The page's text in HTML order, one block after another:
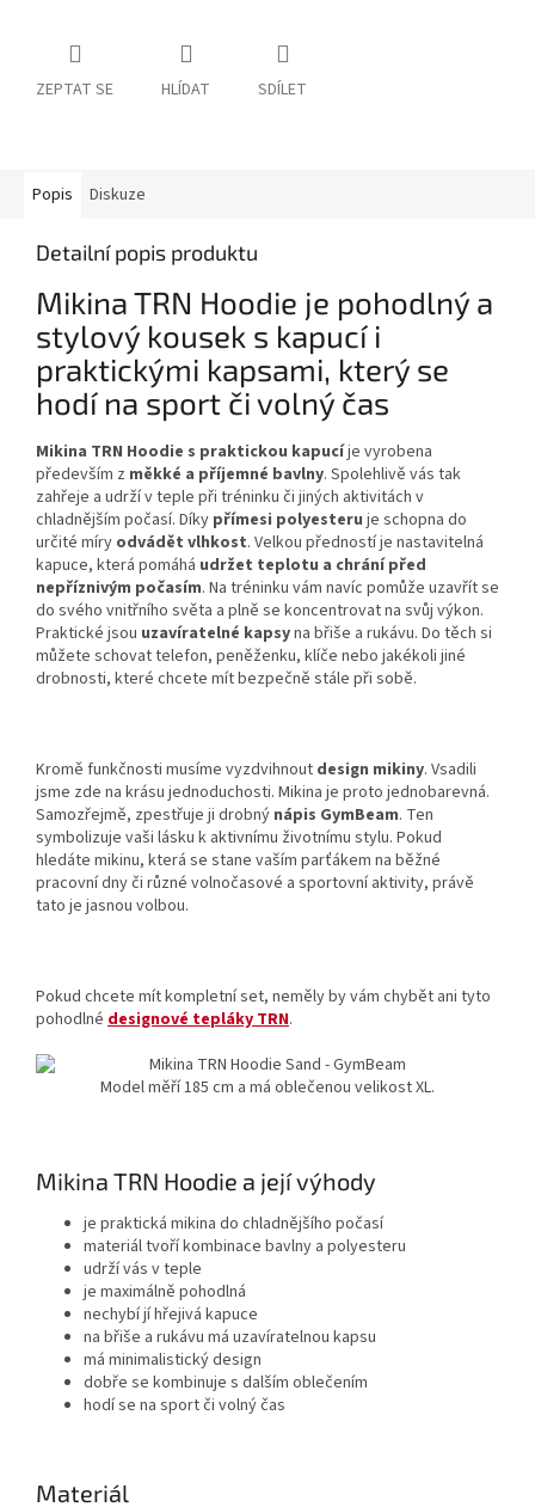
ZEPTAT SE HLÍDAT SDÍLET
Popis Diskuze
Detailní popis produktu
Mikina TRN Hoodie je pohodlný a
stylový kousek s kapucí i
praktickými kapsami, který se
hodí na sport či volný čas
Mikina TRN Hoodie s praktickou kapucíje vyrobena
především z měkké a příjemné bavlny. Spolehlivě vás tak
zahřeje a udrží v teple při tréninku či jiných aktivitách v
chladnějším počasí. Díky přímesi polyesteru je schopna do
určité míry odvádět vlhkost. Velkou předností je nastavitelná
kapuce, která pomáhá udržet teplotu a chrání před
nepříznivým počasím. Na tréninku vám navíc pomůže uzavřít se
do svého vnitřního světa a plně se koncentrovat na svůj výkon.
Praktické jsou uzavíratelné kapsyna břiše a rukávu. Do těch si
můžete schovat telefon, peněženku, klíče nebo jakékoli jiné
drobnosti, které chcete mít bezpečně stále při sobě.
Kromě funkčnosti musíme vyzdvihnout design mikiny. Vsadili
jsme zde na krásu jednoduchosti. Mikina je proto jednobarevná.
Samozřejmě, zpestřuje ji drobný nápis GymBeam. Ten
symbolizuje vaši lásku k aktivnímu životnímu stylu. Pokud
hledáte mikinu, která se stane vaším parťákem na běžné
pracovní dny či různé volnočasové a sportovní aktivity, právě
tato je jasnou volbou.
Pokud chcete mít kompletní set, neměly by vám chybět ani tyto
pohodlné designové tepláky TRN.
Model měří 185 cm a má oblečenou velikost XL.
Mikina TRN Hoodie a její výhody
je praktická mikina do chladnějšího počasí
materiál tvoří kombinace bavlny a polyesteru
udrží vás v teple
je maximálně pohodlná
nechybí jí hřejivá kapuce
na břiše a rukávu má uzavíratelnou kapsu
má minimalistický design
dobře se kombinuje s dalším oblečením
hodí se na sport či volný čas
Materiál